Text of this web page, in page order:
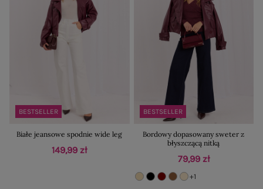
BESTSELLER
Białe jeansowe spodnie wide leg
149,99 zł
BESTSELLER
Bordowy dopasowany sweter z
błyszczącą nitką
79,99 zł
+1